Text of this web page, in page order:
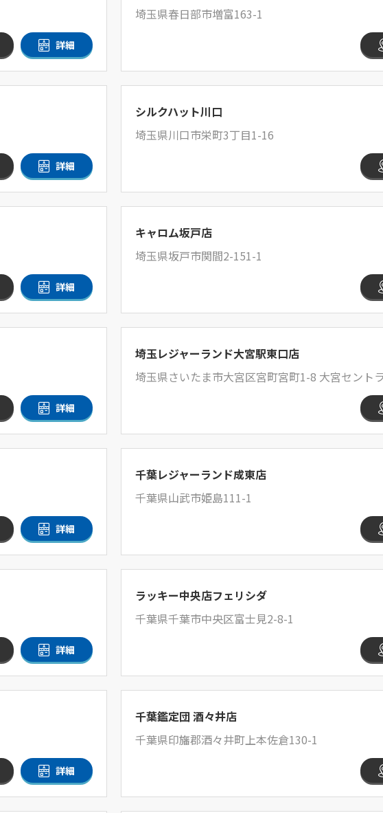
詳細
埼玉県春日部市増富163-1
詳細
シルクハット川口
埼玉県川口市栄町3丁目1-16
詳細
キャロム坂戸店
埼玉県坂戸市関間2-151-1
詳細
埼玉レジャーランド大宮駅東口店
埼玉県さいたま市大宮区宮町宮町1-8 大宮セント
詳細
千葉レジャーランド成東店
千葉県山武市姫島111-1
詳細
ラッキー中央店フェリシダ
千葉県千葉市中央区富士見2-8-1
詳細
千葉鑑定団 酒々井店
千葉県印旛郡酒々井町上本佐倉130-1